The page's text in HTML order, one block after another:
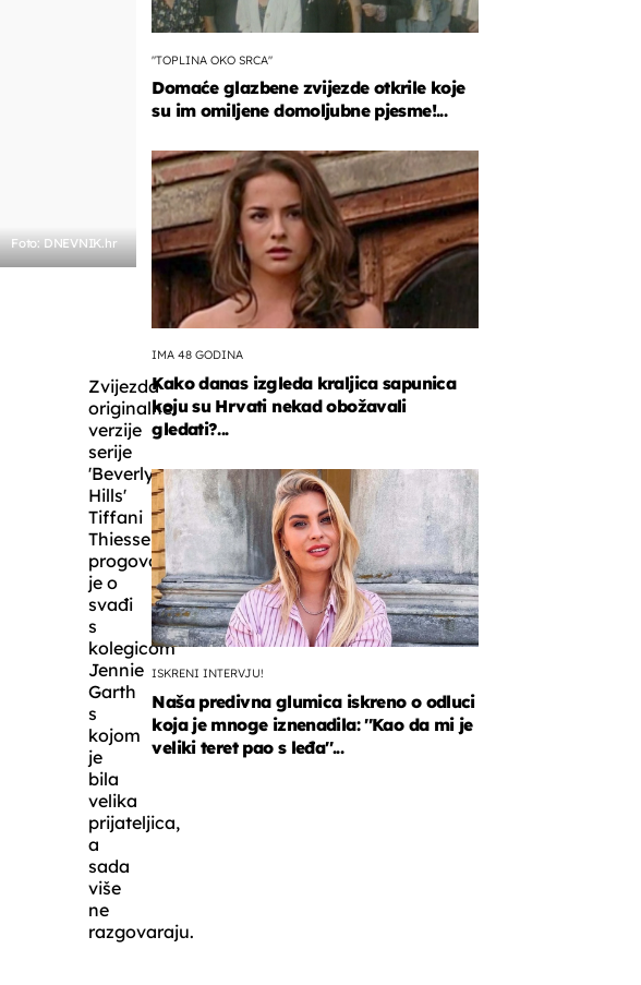
Foto: DNEVNIK.hr
Zvijezda
originalne
verzije
serije
'Beverly
Hills'
Tiffani
Thiessen
progovorila
je o
svađi
s
kolegicom
Jennie
Garth
s
kojom
je
bila
velika
prijateljica,
a
sada
više
ne
razgovaraju.
"TOPLINA OKO SRCA"
Domaće glazbene zvijezde otkrile koje
su im omiljene domoljubne pjesme!...
IMA 48 GODINA
Kako danas izgleda kraljica sapunica
koju su Hrvati nekad obožavali
gledati?...
ISKRENI INTERVJU!
Naša predivna glumica iskreno o odluci
koja je mnoge iznenadila: ''Kao da mi je
veliki teret pao s leđa''...